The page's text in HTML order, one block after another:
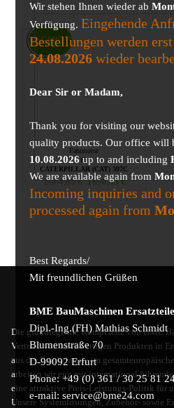
Wir stehen Ihnen wieder ab
Verfügung. Eingehende
Bestellungen werden
24.08.2026 wieder
Dear Sir or Madam,
Thank you for visiting our
quality products. Our office will
10.08.2026up to and including
We are available again from
Incoming inquiries and
processed again from
Best Regards/
Mit freundlichen Grüßen
BME BauMaschinen Ersatzteile
Dipl.-Ing.(FH) Mathias Schmidt
Blumenstraße 70
D-99092 Erfurt
Phone: +49 (0) 361 / 30 25 81
e-mail: service@bme24.com
Fahrmotor
für
CATERPILLAR (CAT) 307C
2064,65€ 1898,05€
ANGEBOT!
Die grundlegende Kompetenz von BME
Vertrieb von hochwertigen Produkten in
aus der Bauindustrie im
arbeiten wir eng mit international
eine attraktive Preis-Leistungs-Politik für
Unsere Systemlösungen, Zubehör- sowie